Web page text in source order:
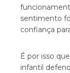
sentimento
confiança
É por isso
infantil